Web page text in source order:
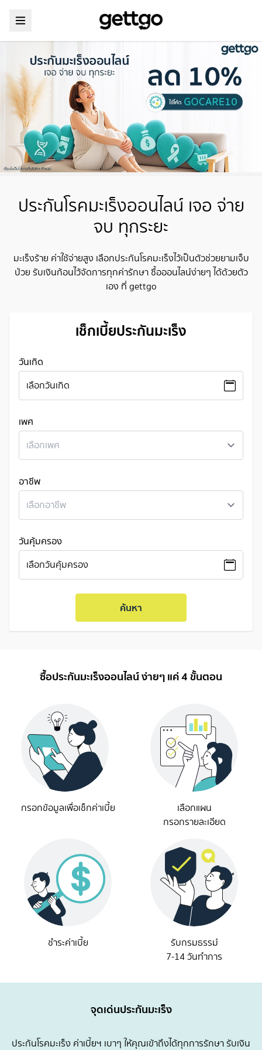
ประกันโรคมะเร็งออนไลน์ เจอ จ่าย
จบ ทุกระยะ
มะเร็งร้าย ค่าใช้จ่ายสูง เลือกประกันโรคมะเร็งไว้เป็นตัวช่วยยามเจ็บ
ป่วย รับเงินก้อนไว้จัดการทุกค่ารักษา ซื้อออนไลน์ง่ายๆ ได้ด้วยตัว
เอง ที่ gettgo
เช็กเบี้ยประกันมะเร็ง
วันเกิด
เลือกวันเกิด
เพศ
เลือกเพศ
อาชีพ
เลือกอาชีพ
วันคุ้มครอง
เลือกวันคุ้มครอง
ค้นหา
ซื้อประกันมะเร็งออนไลน์ ง่ายๆ แค่ 4 ขั้นตอน
กรอกข้อมูลเพื่อเช็กค่าเบี้ย
เลือกแผน
กรอกรายละเอียด
ชำระค่าเบี้ย
รับกรมธรรม์
7-14 วันทำการ
จุดเด่นประกันมะเร็ง
ประกันโรคมะเร็ง ค่าเบี้ยฯ เบาๆ ให้คุณเข้าถึงได้ทุกการรักษา รับเงิน